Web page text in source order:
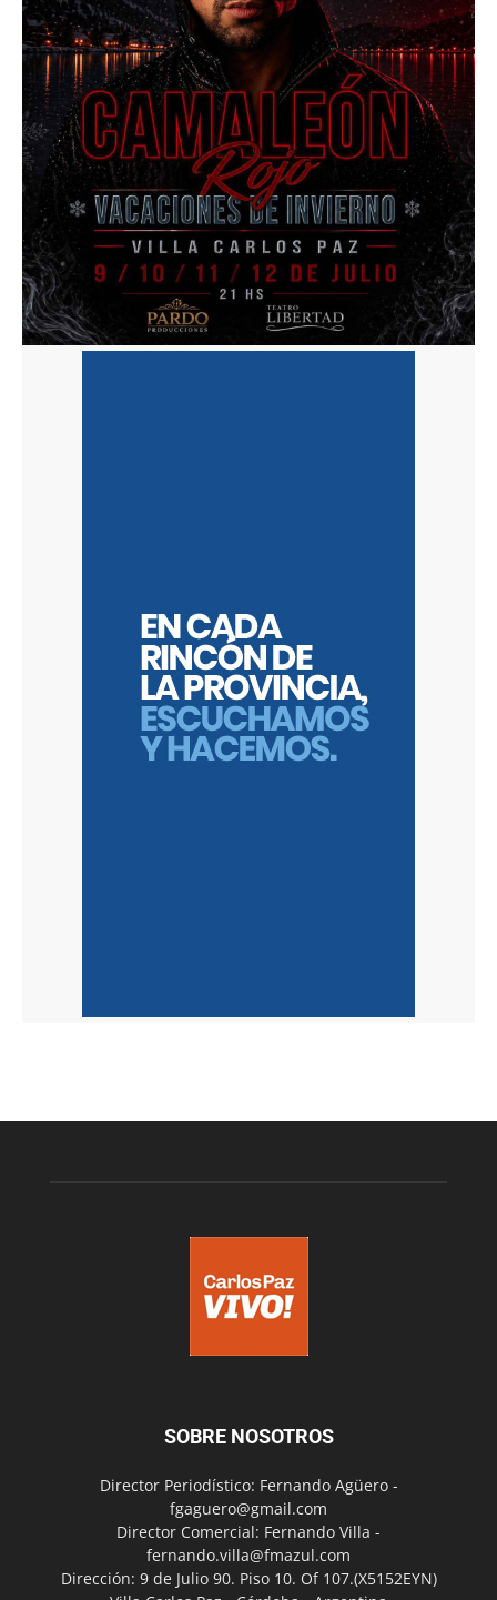
SOBRE NOSOTROS
Director Periodístico: Fernando Agüero -
fgaguero@gmail.com
Director Comercial: Fernando Villa -
fernando.villa@fmazul.com
Dirección: 9 de Julio 90. Piso 10. Of 107.(X5152EYN)